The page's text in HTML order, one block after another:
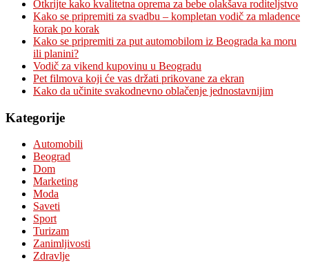
Otkrijte kako kvalitetna oprema za bebe olakšava roditeljstvo
Kako se pripremiti za svadbu – kompletan vodič za mladence
korak po korak
Kako se pripremiti za put automobilom iz Beograda ka moru
ili planini?
Vodič za vikend kupovinu u Beogradu
Pet filmova koji će vas držati prikovane za ekran
Kako da učinite svakodnevno oblačenje jednostavnijim
Kategorije
Automobili
Beograd
Dom
Marketing
Moda
Saveti
Sport
Turizam
Zanimljivosti
Zdravlje